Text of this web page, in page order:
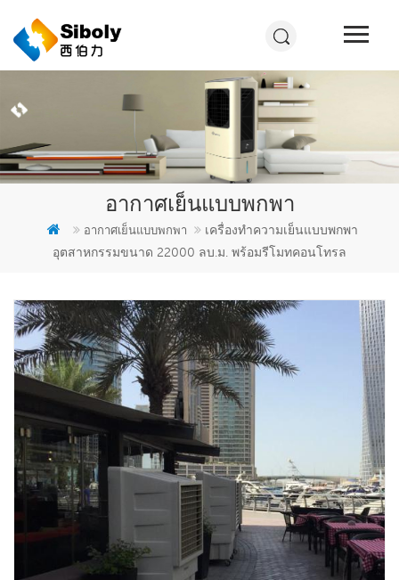
อากาศเย็นแบบพกพา
อากาศเย็นแบบพกพา
เครื่องทำความเย็นแบบพกพา
อุตสาหกรรมขนาด 22000 ลบ.ม. พร้อมรีโมทคอนโทรล